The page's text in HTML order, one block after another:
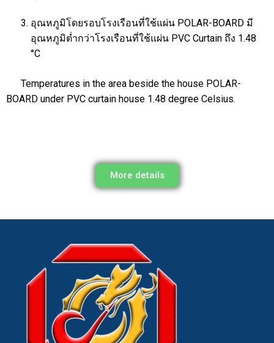
อุณหภูมิโดยรอบโรงเรือนที่ใช้แผ่น POLAR-BOARD มี
อุณหภูมิต่ำกว่าโรงเรือนที่ใช้แผ่น PVC Curtain ถึง 1.48
°C
Temperatures in the area beside the house POLAR-
BOARD under PVC curtain house 1.48 degree Celsius.
More details